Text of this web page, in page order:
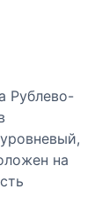
Рублево-
на